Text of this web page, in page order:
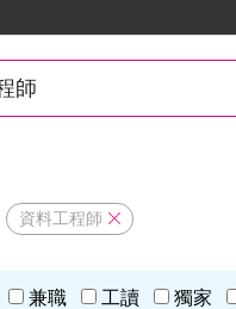
資料工程師
兼職 工讀 獨家